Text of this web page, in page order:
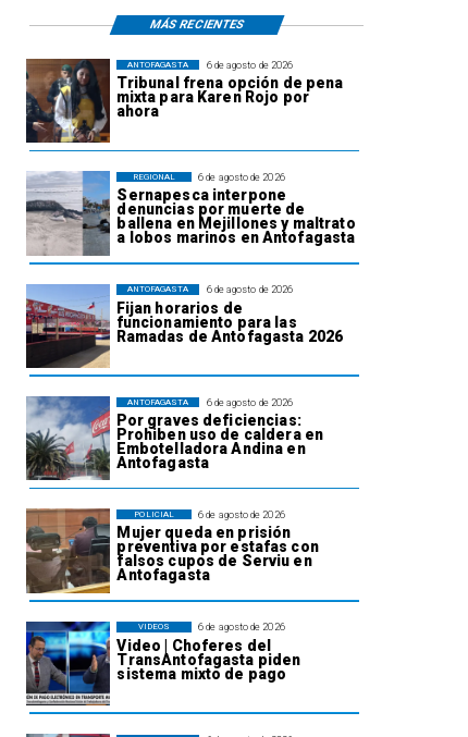
6 de agosto de 2026
Tribunal frena opción de pena
mixta para Karen Rojo por
ahora
ANTOFAGASTA
6 de agosto de 2026
Sernapesca interpone
denuncias por muerte de
ballena en Mejillones y maltrato
a lobos marinos en Antofagasta
REGIONAL
6 de agosto de 2026
Fijan horarios de
funcionamiento para las
Ramadas de Antofagasta 2026
ANTOFAGASTA
6 de agosto de 2026
Por graves deficiencias:
Prohiben uso de caldera en
Embotelladora Andina en
Antofagasta
ANTOFAGASTA
6 de agosto de 2026
Mujer queda en prisión
preventiva por estafas con
falsos cupos de Serviu en
Antofagasta
POLICIAL
6 de agosto de 2026
Video | Choferes del
TransAntofagasta piden
sistema mixto de pago
VIDEOS
MÁS RECIENTES